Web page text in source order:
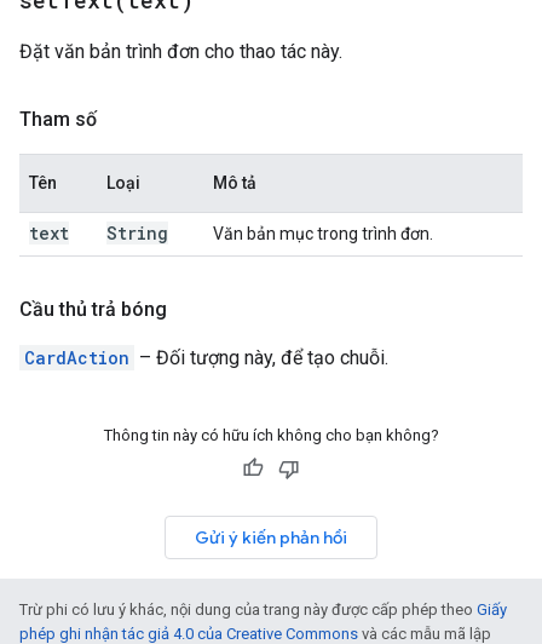
Đặt văn bản trình đơn cho thao tác này.
Tham số
Tên Loại Mô tả
text String Văn bản mục trong trình đơn.
Cầu thủ trả bóng
CardAction – Đối tượng này, để tạo chuỗi.
Thông tin này có hữu ích không cho bạn không?
Gửi ý kiến phản hồi
Trừ phi có lưu ý khác, nội dung của trang này được cấp phép theo Giấy
phép ghi nhận tác giả 4.0 của Creative Commons và các mẫu mã lập